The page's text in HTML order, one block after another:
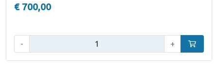
€ 700,00
- + In